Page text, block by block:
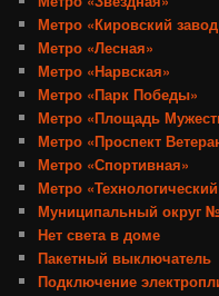
Метро «Кировский
Метро «Лесная»
Метро «Нарвская»
Метро «Парк Победы»
Метро «Площадь
Метро «Проспект
Метро «Спортивная»
Метро «Технологический
Муниципальный округ
Нет света в доме
Пакетный выключатель
Подключение